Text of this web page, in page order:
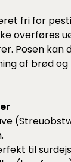
fri for
overføres
Posen kan
af brød og
til